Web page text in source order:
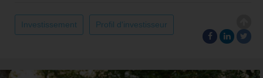
Investissement Profil d'investisseur